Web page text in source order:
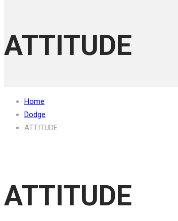
ATTITUDE
Home
Dodge
ATTITUDE
ATTITUDE